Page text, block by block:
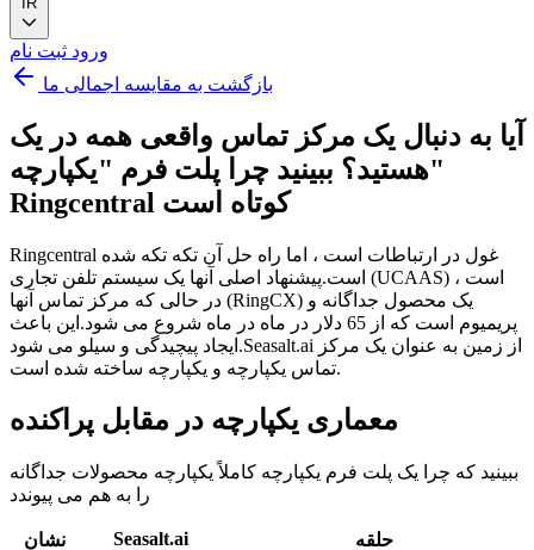
ورود ثبت نام
بازگشت به مقایسه اجمالی ما
آیا به دنبال یک مرکز تماس واقعی همه در یک
هستید؟ ببینید چرا پلت فرم "یکپارچه"
Ringcentral کوتاه است
Ringcentral غول در ارتباطات است ، اما راه حل آن تکه تکه شده
است.پیشنهاد اصلی آنها یک سیستم تلفن تجاری (UCAAS) است ،
در حالی که مرکز تماس آنها (RingCX) یک محصول جداگانه و
پریمیوم است که از 65 دلار در ماه در ماه شروع می شود.این باعث
ایجاد پیچیدگی و سیلو می شود.Seasalt.ai از زمین به عنوان یک مرکز
تماس یکپارچه و یکپارچه ساخته شده است.
معماری یکپارچه در مقابل پراکنده
ببینید که چرا یک پلت فرم یکپارچه کاملاً یکپارچه محصولات جداگانه
را به هم می پیوندد
نشان Seasalt.ai حلقه